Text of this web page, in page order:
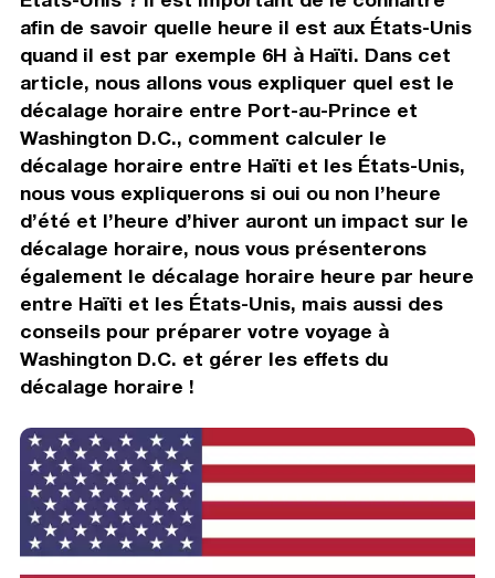
afin de savoir quelle heure il est aux États-Unis
quand il est par exemple 6H à Haïti. Dans cet
article, nous allons vous expliquer quel est le
décalage horaire entre Port-au-Prince et
Washington D.C., comment calculer le
décalage horaire entre Haïti et les États-Unis,
nous vous expliquerons si oui ou non l’heure
d’été et l’heure d’hiver auront un impact sur le
décalage horaire, nous vous présenterons
également le décalage horaire heure par heure
entre Haïti et les États-Unis, mais aussi des
conseils pour préparer votre voyage à
Washington D.C. et gérer les effets du
décalage horaire !